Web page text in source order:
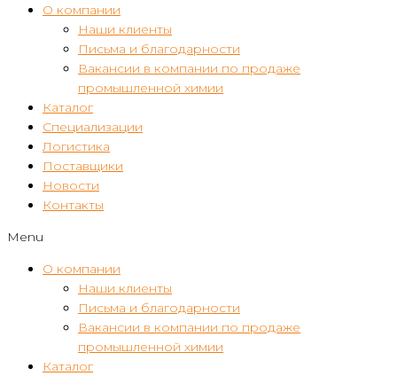
О компании
Наши клиенты
Письма и благодарности
Вакансии в компании по продаже
промышленной химии
Каталог
Специализации
Логистика
Поставщики
Новости
Контакты
Menu
О компании
Наши клиенты
Письма и благодарности
Вакансии в компании по продаже
промышленной химии
Каталог